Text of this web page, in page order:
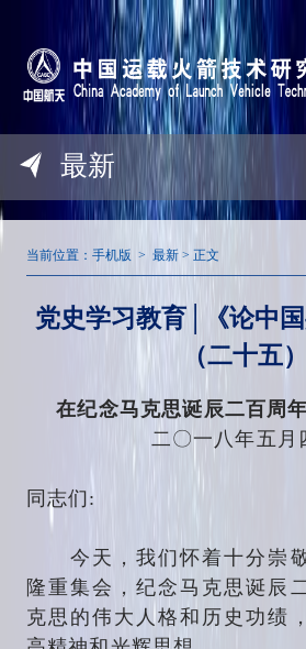
最新
当前位置： 手机版 > 最新 > 正文
党史学习教育│《论中国
（二十五）
在纪念马克思诞辰二百周
二〇一八年五月
同志们:
今天，我们怀着十分崇敬
隆重集会，纪念马克思诞辰
克思的伟大人格和历史功绩